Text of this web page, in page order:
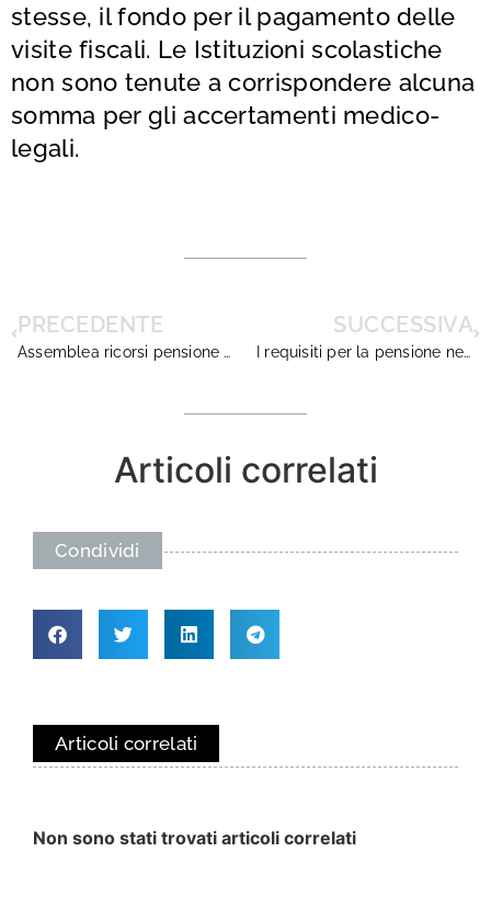
stesse, il fondo per il pagamento delle
visite fiscali. Le Istituzioni scolastiche
non sono tenute a corrispondere alcuna
somma per gli accertamenti medico-
legali.
PRECEDENTE
Assemblea ricorsi pensione Puglia e regioni limitrofe
SUCCESSIVA
I requisiti per la pensione nel pubblico dal 2016
Articoli correlati
Condividi
Articoli correlati
Non sono stati trovati articoli correlati